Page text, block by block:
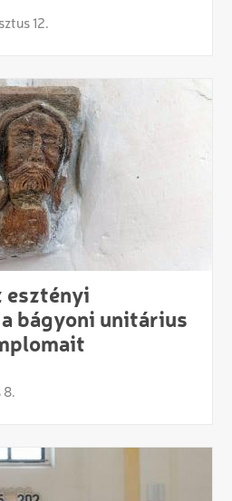
12.
esztényi
bágyoni unitárius
8.